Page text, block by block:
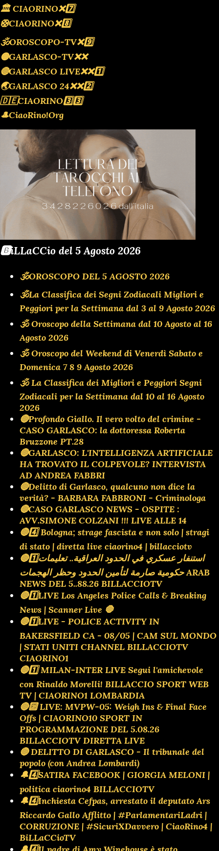
🏛 CIAORINO❌️7️⃣
🛟CIAORINO❌️8️⃣
🕉OROSCOPO-TV❌️9️⃣
🟡GARLASCO-TV❌️❌️
🔴GARLASCO LIVE❌️❌️1️⃣
🌏GARLASCO 24❌️❌️2️⃣
🇩🇪CIAORINO3️⃣3️⃣
🎩CiaoRino!Org
🅱️iLLaCCio del 5 Agosto 2026
🕉OROSCOPO DEL 5 AGOSTO 2026
🕉La Classifica dei Segni Zodiacali Migliori e
Peggiori per la Settimana dal 3 al 9 Agosto 2026
🕉 Oroscopo della Settimana dal 10 Agosto al 16
Agosto 2026
🕉 Oroscopo del Weekend di Venerdì Sabato e
Domenica 7 8 9 Agosto 2026
🕉 La Classifica dei Migliori e Peggiori Segni
Zodiacali per la Settimana dal 10 al 16 Agosto
2026
🔴Profondo Giallo. Il vero volto del crimine -
CASO GARLASCO: la dottoressa Roberta
Bruzzone PT.28
🔴GARLASCO: L'INTELLIGENZA ARTIFICIALE
HA TROVATO IL COLPEVOLE? INTERVISTA
AD ANDREA FABBRI
🔴Delitto di Garlasco, qualcuno non dice la
verità? - BARBARA FABBRONI - Criminologa
🔴CASO GARLASCO NEWS - OSPITE :
AVV.SIMONE COLZANI !!! LIVE ALLE 14
🔴4️⃣ Bologna; strage fascista e non solo | stragi
di stato | diretta live ciaorino4 | billacciotv
🔴1️⃣استنفار عسكري في الحدود العراقية.. تعليمات
حكومية صارمة لتأمين الحدود وحظر الهجمات ARAB
NEWS DEL 5..88.26 BILLACCIOTV
🔴1️⃣LIVE Los Angeles Police Calls & Breaking
News | Scanner Live 🛑
🔴1️⃣LIVE - POLICE ACTIVITY IN
BAKERSFIELD CA - 08/05 | CAM SUL MONDO
| STATI UNITI CHANNEL BILLACCIOTV
CIAORINO1
🔴1️⃣ MILAN-INTER LIVE Segui l'amichevole
con Rinaldo Morelli! BILLACCIO SPORT WEB
TV | CIAORINO1 LOMBARDIA
🔴🔟 LIVE: MVPW-05: Weigh Ins & Final Face
Offs | CIAORINO10 SPORT IN
PROGRAMMAZIONE DEL 5.08.26
BILLACCIOTV DIRETTA LIVE
🔴 DELITTO DI GARLASCO - Il tribunale del
popolo (con Andrea Lombardi)
🔔4️⃣SATIRA FACEBOOK | GIORGIA MELONI |
politica ciaorino4 BILLACCIOTV
🔔4️⃣Inchiesta Cefpas, arrestato il deputato Ars
Riccardo Gallo Afflitto | #ParlamentariLadri |
CORRUZIONE | #SicuriXDavvero | CiaoRino4 |
BiLLaCCioTV